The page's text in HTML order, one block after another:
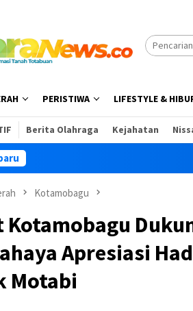
PERISTIWA LIFESTYLE &
Berita Olahraga Kejahatan
Kotamobagu
Kotamobagu
Apresiasi
Motabi